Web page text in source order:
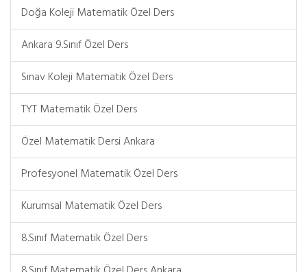
Doğa Koleji Matematik Özel Ders
Ankara 9.Sınıf Özel Ders
Sınav Koleji Matematik Özel Ders
TYT Matematik Özel Ders
Özel Matematik Dersi Ankara
Profesyonel Matematik Özel Ders
Kurumsal Matematik Özel Ders
8.Sınıf Matematik Özel Ders